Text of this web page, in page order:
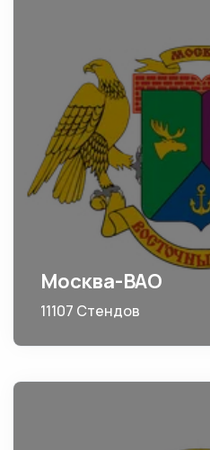
Москва-ВАО
11107 Стендов